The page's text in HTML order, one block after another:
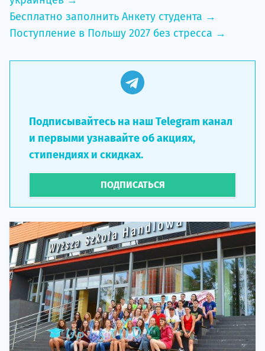
Бесплатно заполнить Анкету студента →
Поступление в Польшу 2027 без стресса →
Подписывайтесь на наш Telegram канал
и первыми узнавайте об акциях,
стипендиях и скидках.
ПОДПИСАТЬСЯ